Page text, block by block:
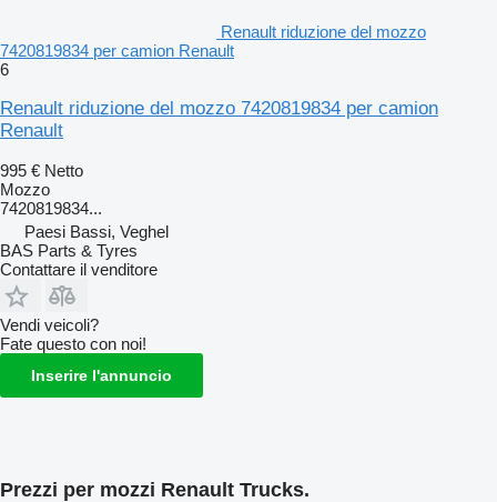
Renault riduzione del mozzo
7420819834 per camion Renault
6
Renault riduzione del mozzo 7420819834 per camion
Renault
995 € Netto
Mozzo
7420819834...
Paesi Bassi, Veghel
BAS Parts & Tyres
Contattare il venditore
Vendi veicoli?
Fate questo con noi!
Inserire l'annuncio
Prezzi per mozzi Renault Trucks.